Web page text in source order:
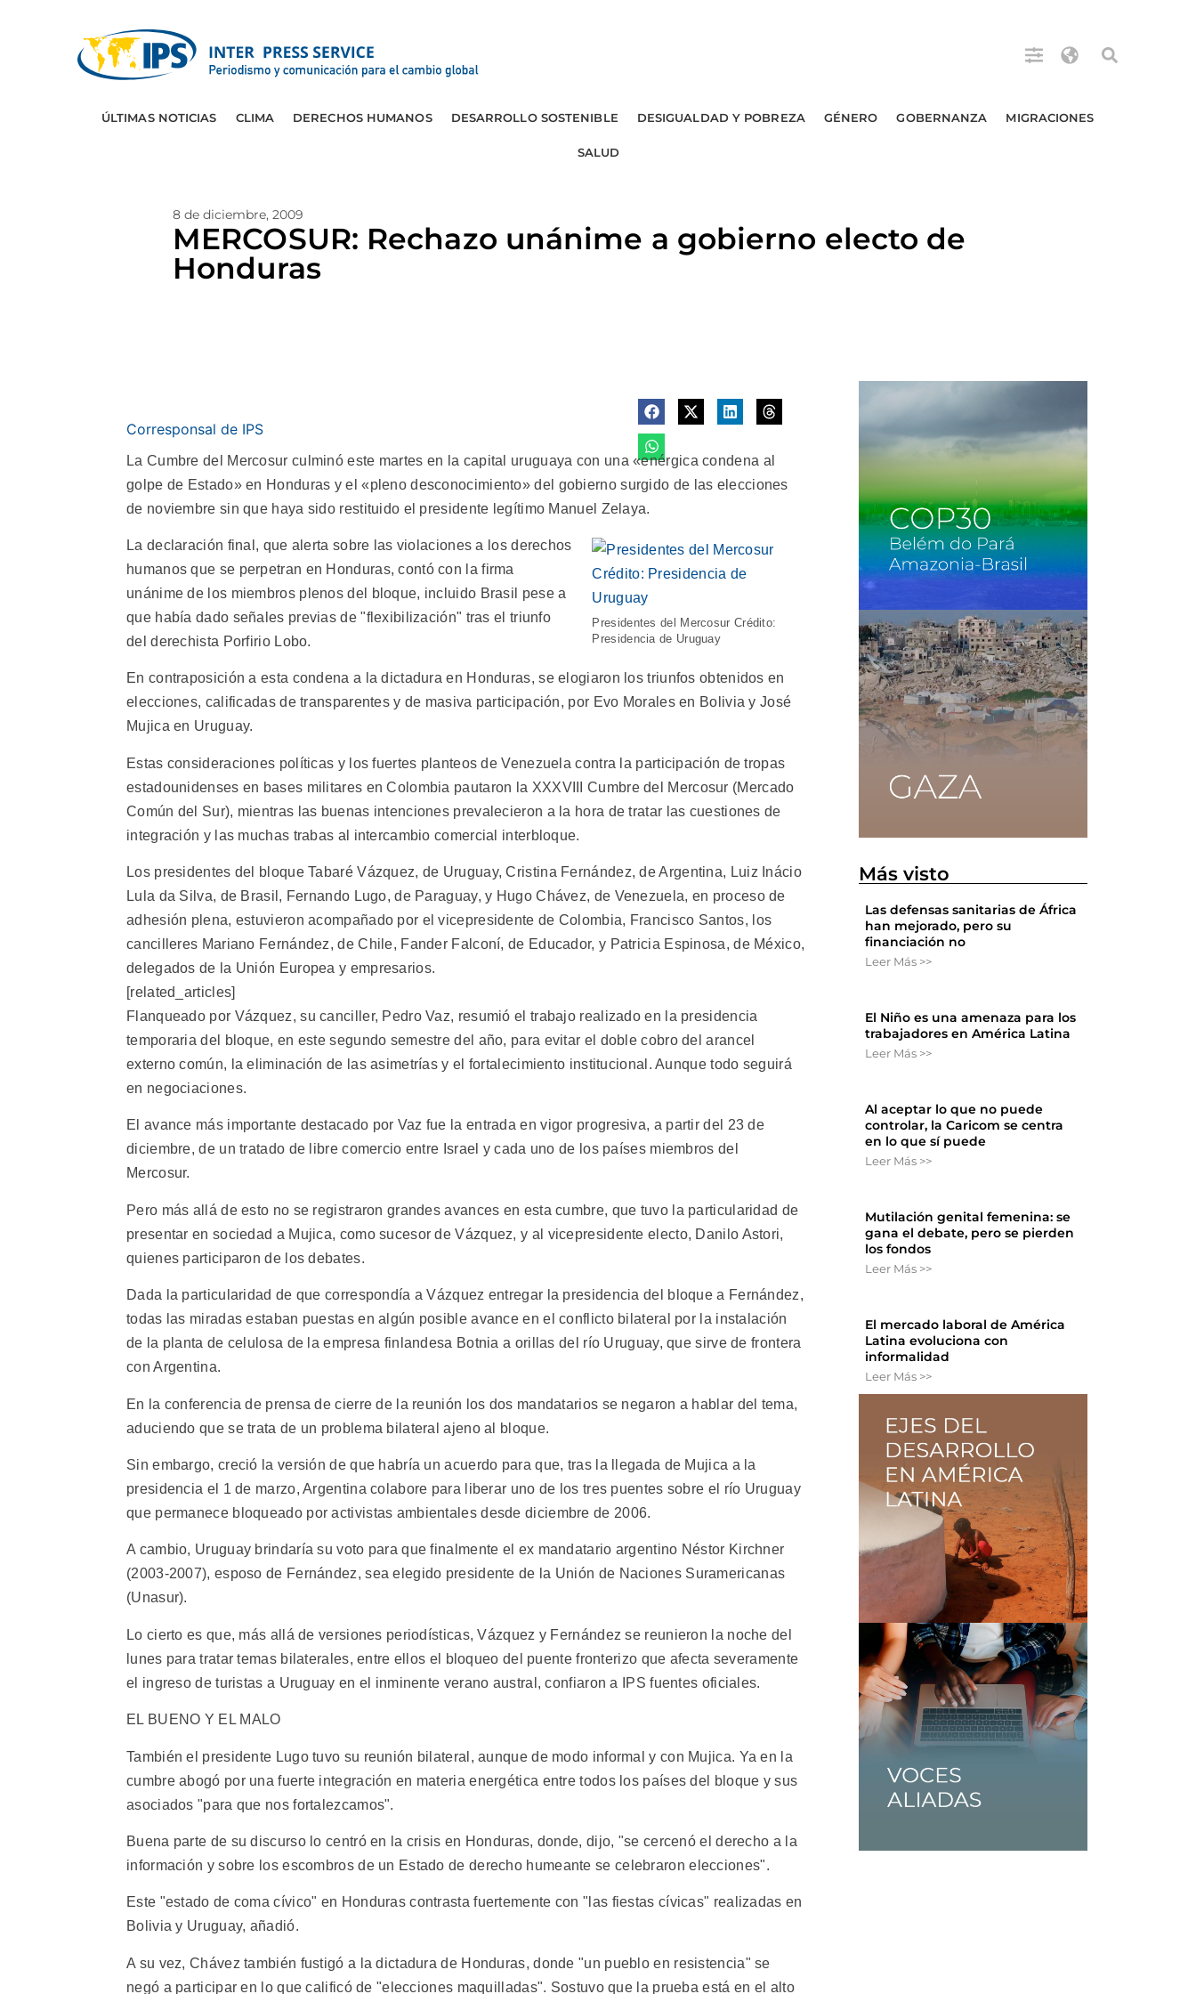
ÚLTIMAS NOTICIAS CLIMA DERECHOS HUMANOS DESARROLLO SOSTENIBLE DESIGUALDAD Y POBREZA GÉNERO GOBERNANZA MIGRACIONES
SALUD
8 de diciembre, 2009
MERCOSUR: Rechazo unánime a gobierno electo de
Honduras
Corresponsal de IPS
La Cumbre del Mercosur culminó este martes en la capital uruguaya con una «enérgica condena al
golpe de Estado» en Honduras y el «pleno desconocimiento» del gobierno surgido de las elecciones
de noviembre sin que haya sido restituido el presidente legítimo Manuel Zelaya.
Presidentes del Mercosur Crédito:
Presidencia de Uruguay
La declaración final, que alerta sobre las violaciones a los derechos
humanos que se perpetran en Honduras, contó con la firma
unánime de los miembros plenos del bloque, incluido Brasil pese a
que había dado señales previas de "flexibilización" tras el triunfo
del derechista Porfirio Lobo.
En contraposición a esta condena a la dictadura en Honduras, se elogiaron los triunfos obtenidos en
elecciones, calificadas de transparentes y de masiva participación, por Evo Morales en Bolivia y José
Mujica en Uruguay.
Estas consideraciones políticas y los fuertes planteos de Venezuela contra la participación de tropas
estadounidenses en bases militares en Colombia pautaron la XXXVIII Cumbre del Mercosur (Mercado
Común del Sur), mientras las buenas intenciones prevalecieron a la hora de tratar las cuestiones de
integración y las muchas trabas al intercambio comercial interbloque.
Los presidentes del bloque Tabaré Vázquez, de Uruguay, Cristina Fernández, de Argentina, Luiz Inácio
Lula da Silva, de Brasil, Fernando Lugo, de Paraguay, y Hugo Chávez, de Venezuela, en proceso de
adhesión plena, estuvieron acompañado por el vicepresidente de Colombia, Francisco Santos, los
cancilleres Mariano Fernández, de Chile, Fander Falconí, de Educador, y Patricia Espinosa, de México,
delegados de la Unión Europea y empresarios.
[related_articles]
Flanqueado por Vázquez, su canciller, Pedro Vaz, resumió el trabajo realizado en la presidencia
temporaria del bloque, en este segundo semestre del año, para evitar el doble cobro del arancel
externo común, la eliminación de las asimetrías y el fortalecimiento institucional. Aunque todo seguirá
en negociaciones.
El avance más importante destacado por Vaz fue la entrada en vigor progresiva, a partir del 23 de
diciembre, de un tratado de libre comercio entre Israel y cada uno de los países miembros del
Mercosur.
Pero más allá de esto no se registraron grandes avances en esta cumbre, que tuvo la particularidad de
presentar en sociedad a Mujica, como sucesor de Vázquez, y al vicepresidente electo, Danilo Astori,
quienes participaron de los debates.
Dada la particularidad de que correspondía a Vázquez entregar la presidencia del bloque a Fernández,
todas las miradas estaban puestas en algún posible avance en el conflicto bilateral por la instalación
de la planta de celulosa de la empresa finlandesa Botnia a orillas del río Uruguay, que sirve de frontera
con Argentina.
En la conferencia de prensa de cierre de la reunión los dos mandatarios se negaron a hablar del tema,
aduciendo que se trata de un problema bilateral ajeno al bloque.
Sin embargo, creció la versión de que habría un acuerdo para que, tras la llegada de Mujica a la
presidencia el 1 de marzo, Argentina colabore para liberar uno de los tres puentes sobre el río Uruguay
que permanece bloqueado por activistas ambientales desde diciembre de 2006.
A cambio, Uruguay brindaría su voto para que finalmente el ex mandatario argentino Néstor Kirchner
(2003-2007), esposo de Fernández, sea elegido presidente de la Unión de Naciones Suramericanas
(Unasur).
Lo cierto es que, más allá de versiones periodísticas, Vázquez y Fernández se reunieron la noche del
lunes para tratar temas bilaterales, entre ellos el bloqueo del puente fronterizo que afecta severamente
el ingreso de turistas a Uruguay en el inminente verano austral, confiaron a IPS fuentes oficiales.
EL BUENO Y EL MALO
También el presidente Lugo tuvo su reunión bilateral, aunque de modo informal y con Mujica. Ya en la
cumbre abogó por una fuerte integración en materia energética entre todos los países del bloque y sus
asociados "para que nos fortalezcamos".
Buena parte de su discurso lo centró en la crisis en Honduras, donde, dijo, "se cercenó el derecho a la
información y sobre los escombros de un Estado de derecho humeante se celebraron elecciones".
Este "estado de coma cívico" en Honduras contrasta fuertemente con "las fiestas cívicas" realizadas en
Bolivia y Uruguay, añadió.
A su vez, Chávez también fustigó a la dictadura de Honduras, donde "un pueblo en resistencia" se
negó a participar en lo que calificó de "elecciones maquilladas". Sostuvo que la prueba está en el alto
Más visto
Las defensas sanitarias de África
han mejorado, pero su
financiación no
Leer Más >>
El Niño es una amenaza para los
trabajadores en América Latina
Leer Más >>
Al aceptar lo que no puede
controlar, la Caricom se centra
en lo que sí puede
Leer Más >>
Mutilación genital femenina: se
gana el debate, pero se pierden
los fondos
Leer Más >>
El mercado laboral de América
Latina evoluciona con
informalidad
Leer Más >>